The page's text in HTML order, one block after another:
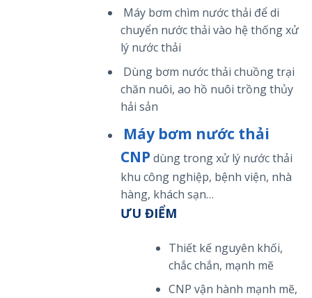
Máy bơm chìm nước thải để di
chuyển nước thải vào hệ thống xử
lý nước thải
Dùng bơm nước thải chuồng trại
chăn nuôi, ao hồ nuôi trồng thủy
hải sản
Máy bơm nước thải
CNPdùng trong xử lý nước thải
khu công nghiệp, bệnh viện, nhà
hàng, khách sạn…
ƯU ĐIỂM
Thiết kế nguyên khối,
chắc chắn, mạnh mẽ
CNP vận hành mạnh mẽ,